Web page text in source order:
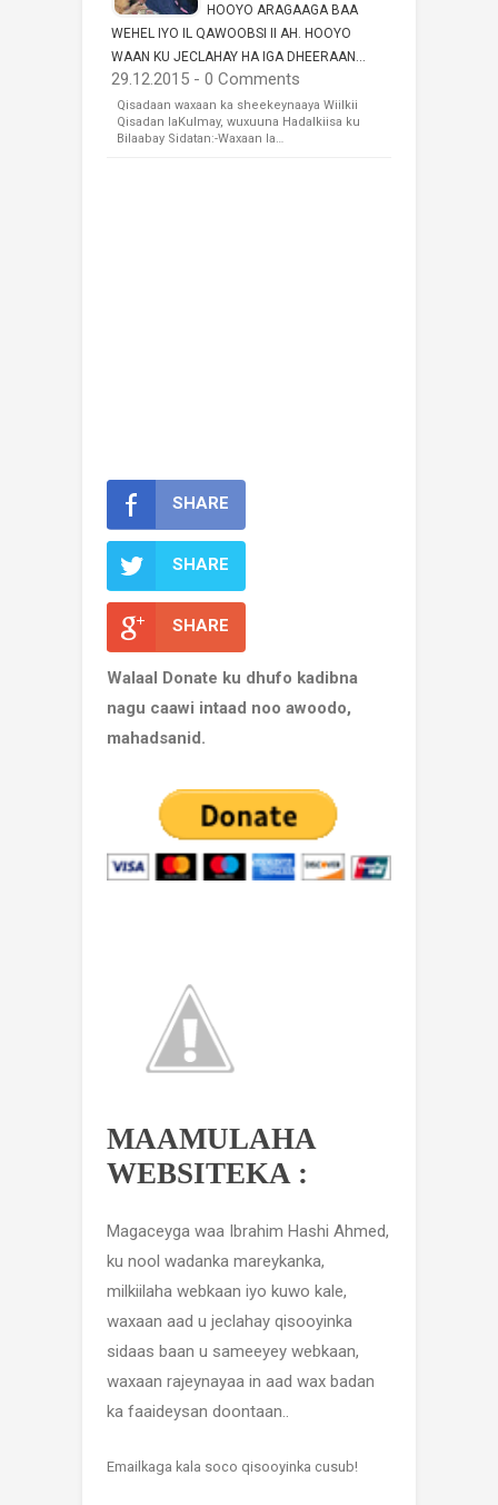
HOOYO ARAGAAGA BAA
WEHEL IYO IL QAWOOBSI II AH. HOOYO
WAAN KU JECLAHAY HA IGA DHEERAAN...
29.12.2015 - 0 Comments
Qisadaan waxaan ka sheekeynaaya Wiilkii
Qisadan laKulmay, wuxuuna Hadalkiisa ku
Bilaabay Sidatan:-Waxaan la…
SHARE
SHARE
SHARE
Walaal Donate ku dhufo kadibna
nagu caawi intaad noo awoodo,
mahadsanid.
MAAMULAHA
WEBSITEKA :
Magaceyga waa Ibrahim Hashi Ahmed,
ku nool wadanka mareykanka,
milkiilaha webkaan iyo kuwo kale,
waxaan aad u jeclahay qisooyinka
sidaas baan u sameeyey webkaan,
waxaan rajeynayaa in aad wax badan
ka faaideysan doontaan..
Emailkaga kala soco qisooyinka cusub!